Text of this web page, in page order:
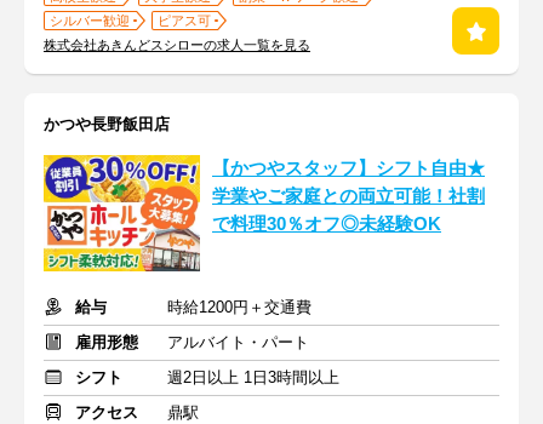
シルバー歓迎
ピアス可
株式会社あきんどスシローの求人一覧を見る
かつや長野飯田店
【かつやスタッフ】シフト自由★
学業やご家庭との両立可能！社割
で料理30％オフ◎未経験OK
給与
時給1200円＋交通費
雇用形態
アルバイト・パート
シフト
週2日以上 1日3時間以上
アクセス
鼎駅